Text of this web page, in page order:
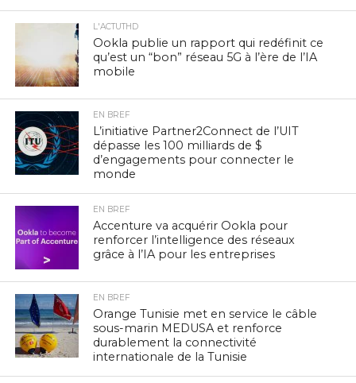
L'ACTUTHD
Ookla publie un rapport qui redéfinit ce
qu’est un “bon” réseau 5G à l’ère de l’IA
mobile
EN BREF
L’initiative Partner2Connect de l’UIT
dépasse les 100 milliards de $
d’engagements pour connecter le
monde
EN BREF
Accenture va acquérir Ookla pour
renforcer l’intelligence des réseaux
grâce à l’IA pour les entreprises
EN BREF
Orange Tunisie met en service le câble
sous-marin MEDUSA et renforce
durablement la connectivité
internationale de la Tunisie